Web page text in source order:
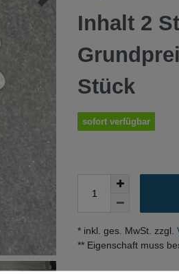
Inhalt 2
Stück
sofort verfügbar
* inkl. ges. MwSt. zzgl.
** Eigenschaft muss